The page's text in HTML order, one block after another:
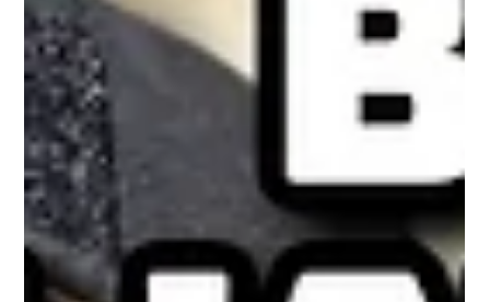
ON JASE sur le terrain -European
Outdoor Show : le nouveau pilier
européen de la chasse et du tir
Dans l’univers de la chasse moderne, certains événements
deviennent rapidement des incontournables. Le European
Outdoor Show plus connu sous l’acronyme EOS s’impose
aujourd’hui comme l’un des rendez-vous les plus structurants
de l’industrie en Europe.